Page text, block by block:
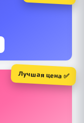
Лучшая цена ✅